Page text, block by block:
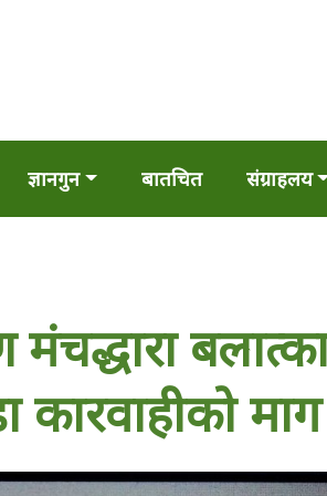
ज्ञानगुन बातचित संग्राहलय
कारवाहीको माग